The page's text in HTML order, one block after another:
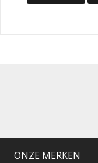
ONZE MERKEN